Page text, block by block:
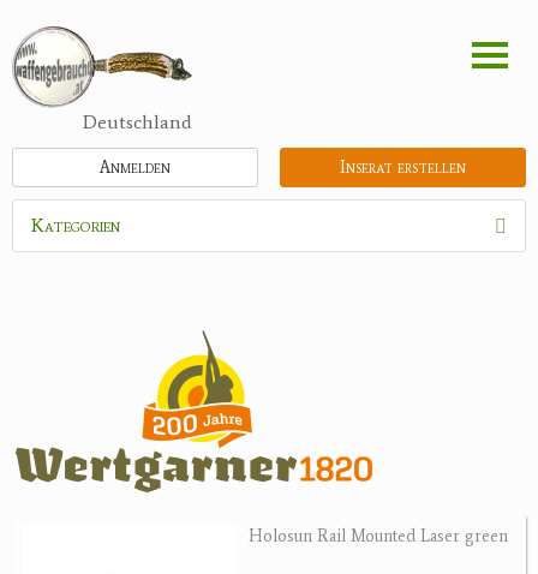
zum
Inhalt
Deutschland
Inserat erstellen
Anmelden
Kategorien
Zubehör
Holosun Rail Mounted Laser green